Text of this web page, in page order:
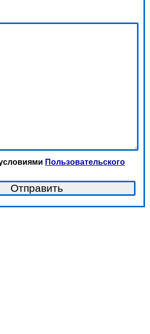
Пользовательского